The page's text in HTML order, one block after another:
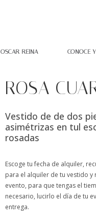
OSCAR REINA CONOCE
ROSA
Vestido de de dos
asimétrizas en tul
rosadas
Escoge tu fecha de alquiler,
para el alquiler de tu vestido y
evento, para que tengas el
necesario, lucirlo el día de tu
entrega.